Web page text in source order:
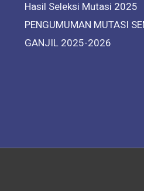
Hasil Seleksi Mutasi 2025
PENGUMUMAN MUTASI
GANJIL 2025-2026